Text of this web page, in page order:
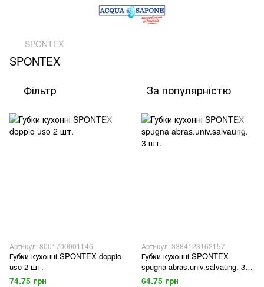
SPONTEX
SPONTEX
Фільтр
За популярністю
Артикул: 8001700001146
Губки кухонні SPONTEX doppio
uso 2 шт.
74.75 грн
Артикул: 3384123162157
Губки кухонні SPONTEX
spugna abras.univ.salvaung. 3
шт.
64.75 грн